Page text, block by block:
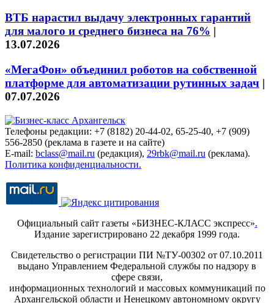
ВТБ нарастил выдачу электронных гарантий
для малого и среднего бизнеса на 76% |
13.07.2026
«МегаФон» объединил роботов на собственной
платформе для автоматизации рутинных задач |
07.07.2026
Телефоны редакции: +7 (8182) 20-44-02, 65-25-40, +7 (909)
556-2850 (реклама в газете и на сайте)
E-mail: bclass@mail.ru (редакция), 29rbk@mail.ru (реклама).
Политика конфиденциальности.
Официальный сайт газеты «БИЗНЕС-КЛАСС экспресс».
Издание зарегистрировано 22 декабря 1999 года.
Свидетельство о регистрации ПИ №ТУ-00302 от 07.10.2011
выдано Управлением Федеральной службы по надзору в
сфере связи,
информационных технологий и массовых коммуникаций по
Архангельской области и Ненецкому автономному округу